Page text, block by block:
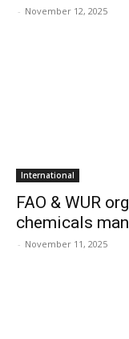
- November 12, 2025
International
FAO & WUR
chemicals
- November 11, 2025